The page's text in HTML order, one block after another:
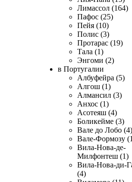
Лимассол (164)
Пафос (25)
Пейя (10)
Полис (3)
Протарас (19)
Тала (1)
Энгоми (2)
в Португалии
Албуфейра (5)
Алгош (1)
Алмансил (3)
Анхос (1)
Асотеяш (4)
Боликейме (3)
Вале до Лобо (4)
Вале-Формозу
Вила-Нова-де-
Милфонтеш (1)
Вила-Нова-ди-
(4)